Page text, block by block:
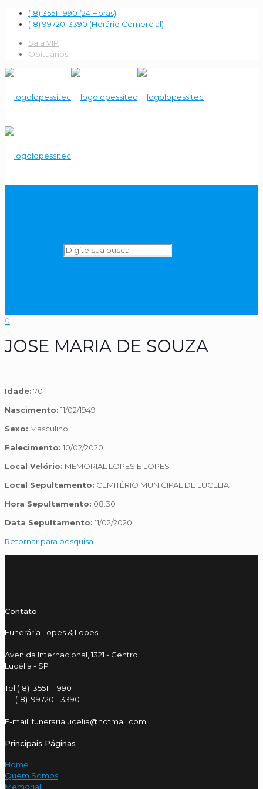
(18) 3551-1990 (24 Horas)
(18) 99720-3390 (Horário Comercial)
Sala VIP
Obituários
0
JOSE MARIA DE SOUZA
Idade: 70
Nascimento: 11/02/1949
Sexo: Masculino
Falecimento: 10/02/2020
Local Velório: MEMORIAL LOPES E LOPES
Local Sepultamento: CEMITÉRIO MUNICIPAL DE LUCELIA
Hora Sepultamento: 08:30
Data Sepultamento: 11/02/2020
Retornar para pesquisa
Contato
Funerária Lopes & Lopes
Avenida Internacional, 1321 - Centro
Lucélia - SP
Tel (18) 3551 - 1990
(18) 99720 - 3390
E-mail: funerarialucelia@hotmail.com
Principais Páginas
Home
Quem Somos
Memorial